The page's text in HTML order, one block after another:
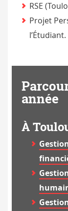
RSE
Projet
l’Étudiant.
année
À